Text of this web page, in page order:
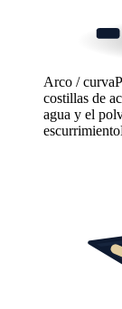
Arco / curva
costillas de
agua y el
escurrimiento